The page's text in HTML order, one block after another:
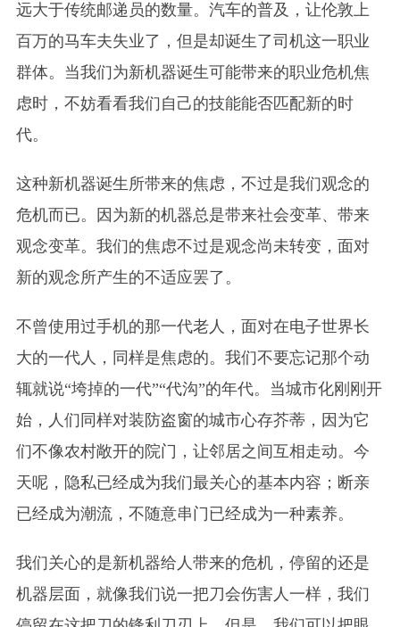
远大于传统邮递员的数量。汽车的普及，让伦敦上
百万的马车夫失业了，但是却诞生了司机这一职业
群体。当我们为新机器诞生可能带来的职业危机焦
虑时，不妨看看我们自己的技能能否匹配新的时
代。
这种新机器诞生所带来的焦虑，不过是我们观念的
危机而已。因为新的机器总是带来社会变革、带来
观念变革。我们的焦虑不过是观念尚未转变，面对
新的观念所产生的不适应罢了。
不曾使用过手机的那一代老人，面对在电子世界长
大的一代人，同样是焦虑的。我们不要忘记那个动
辄就说“垮掉的一代”“代沟”的年代。当城市化刚刚开
始，人们同样对装防盗窗的城市心存芥蒂，因为它
们不像农村敞开的院门，让邻居之间互相走动。今
天呢，隐私已经成为我们最关心的基本内容；断亲
已经成为潮流，不随意串门已经成为一种素养。
我们关心的是新机器给人带来的危机，停留的还是
机器层面，就像我们说一把刀会伤害人一样，我们